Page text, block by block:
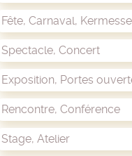
Fête, Carnaval, Kermesse
Spectacle, Concert
Exposition, Portes
Rencontre, Conférence
Stage, Atelier